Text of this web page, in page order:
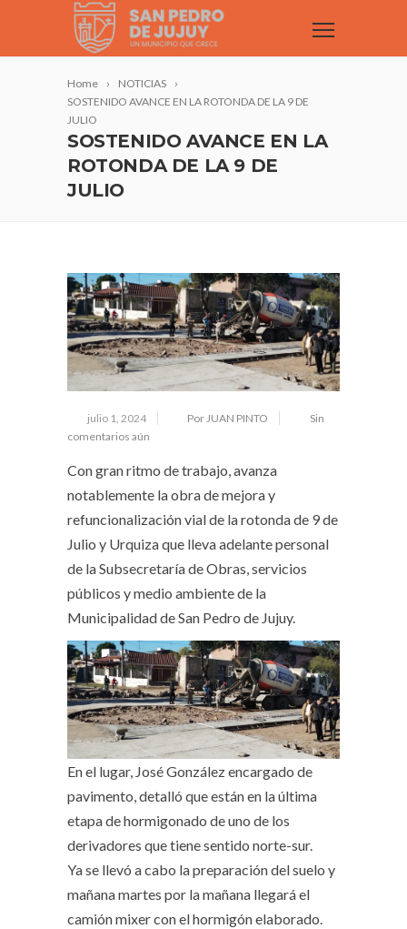
Home
NOTICIAS
SOSTENIDO AVANCE EN LA ROTONDA DE LA 9 DE
JULIO
SOSTENIDO AVANCE EN LA
ROTONDA DE LA 9 DE
JULIO
julio 1, 2024 Por JUAN PINTO
Sin
comentarios aún
Con gran ritmo de trabajo, avanza
notablemente la obra de mejora y
refuncionalización vial de la rotonda de 9 de
Julio y Urquiza que lleva adelante personal
de la Subsecretaría de Obras, servicios
públicos y medio ambiente de la
Municipalidad de San Pedro de Jujuy.
En el lugar, José González encargado de
pavimento, detalló que están en la última
etapa de hormigonado de uno de los
derivadores que tiene sentido norte-sur.
Ya se llevó a cabo la preparación del suelo y
mañana martes por la mañana llegará el
camión mixer con el hormigón elaborado.